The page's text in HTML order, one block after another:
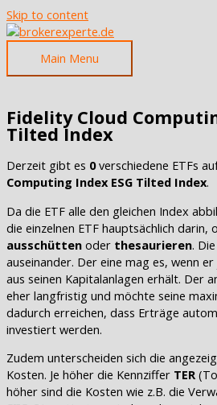
Skip to content
Main Menu
Fidelity Cloud
Tilted Index
Derzeit gibt es 0verschiedene ETFs
Computing Index ESG Tilted Index.
Da die ETF alle den gleichen Index
die einzelnen ETF hauptsächlich
ausschütten oder thesaurieren.
auseinander. Der eine mag es, wenn
aus seinen Kapitalanlagen erhält. Der
eher langfristig und möchte seine
dadurch erreichen, dass Erträge
investiert werden.
Zudem unterscheiden sich die
Kosten. Je höher die Kennziffer TER
höher sind die Kosten wie z.B. die